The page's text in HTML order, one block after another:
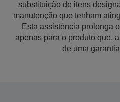
substituição de itens
manutenção que tenham
Esta assistência prolonga
apenas para o produto que,
de uma